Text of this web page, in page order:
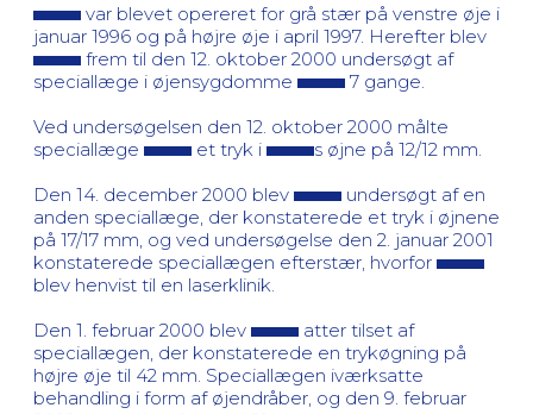
var blevet opereret for grå stær på venstre øje i
januar 1996 og på højre øje i april 1997. Herefter blev
frem til den 12. oktober 2000 undersøgt af
speciallæge i øjensygdomme
7 gange.
Ved undersøgelsen den 12. oktober 2000 målte
speciallæge
et tryk i
s øjne på 12/12 mm.
Den 14. december 2000 blev
undersøgt af en
anden speciallæge, der konstaterede et tryk i øjnene
på 17/17 mm, og ved undersøgelse den 2. januar 2001
konstaterede speciallægen efterstær, hvorfor
blev henvist til en laserklinik.
Den 1. februar 2000 blev
atter tilset af
speciallægen, der konstaterede en trykøgning på
højre øje til 42 mm. Speciallægen iværksatte
behandling i form af øjendråber, og den 9. februar